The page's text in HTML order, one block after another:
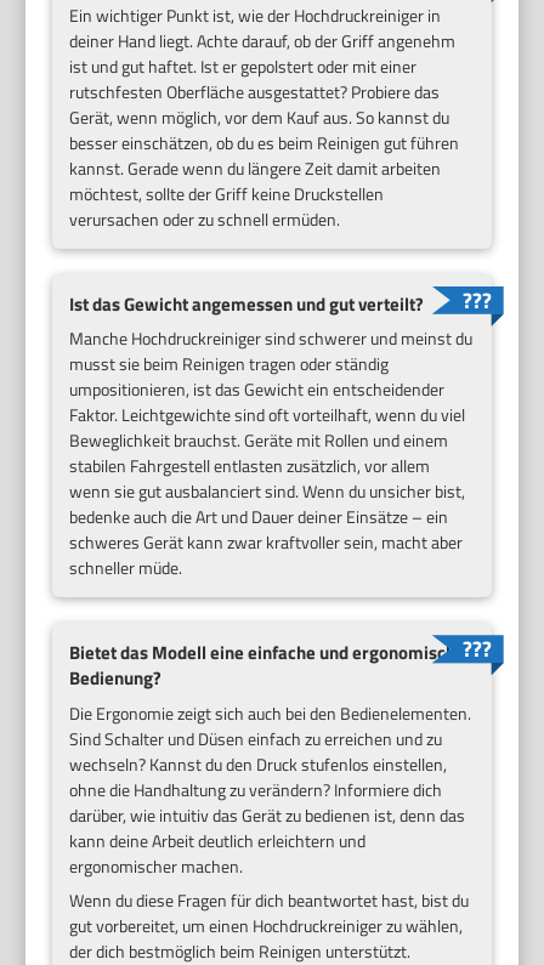
Ein wichtiger Punkt ist, wie der Hochdruckreiniger in
deiner Hand liegt. Achte darauf, ob der Griff angenehm
ist und gut haftet. Ist er gepolstert oder mit einer
rutschfesten Oberfläche ausgestattet? Probiere das
Gerät, wenn möglich, vor dem Kauf aus. So kannst du
besser einschätzen, ob du es beim Reinigen gut führen
kannst. Gerade wenn du längere Zeit damit arbeiten
möchtest, sollte der Griff keine Druckstellen
verursachen oder zu schnell ermüden.
Ist das Gewicht angemessen und gut verteilt?
Manche Hochdruckreiniger sind schwerer und meinst du
musst sie beim Reinigen tragen oder ständig
umpositionieren, ist das Gewicht ein entscheidender
Faktor. Leichtgewichte sind oft vorteilhaft, wenn du viel
Beweglichkeit brauchst. Geräte mit Rollen und einem
stabilen Fahrgestell entlasten zusätzlich, vor allem
wenn sie gut ausbalanciert sind. Wenn du unsicher bist,
bedenke auch die Art und Dauer deiner Einsätze – ein
schweres Gerät kann zwar kraftvoller sein, macht aber
schneller müde.
Bietet das Modell eine einfache und ergonomische
Bedienung?
Die Ergonomie zeigt sich auch bei den Bedienelementen.
Sind Schalter und Düsen einfach zu erreichen und zu
wechseln? Kannst du den Druck stufenlos einstellen,
ohne die Handhaltung zu verändern? Informiere dich
darüber, wie intuitiv das Gerät zu bedienen ist, denn das
kann deine Arbeit deutlich erleichtern und
ergonomischer machen.
Wenn du diese Fragen für dich beantwortet hast, bist du
gut vorbereitet, um einen Hochdruckreiniger zu wählen,
der dich bestmöglich beim Reinigen unterstützt.